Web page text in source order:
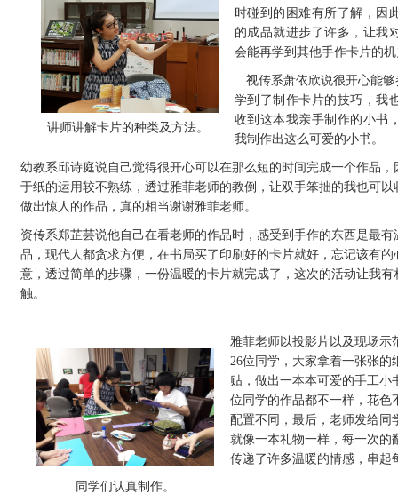
讲师讲解卡片的种类及方法。
时碰到的困难有所了解，因
的成品就进步了许多，让我
会能再学到其他手作卡片的
视传系萧依欣说很开心能
学到了制作卡片的技巧，我
收到这本我亲手制作的小书
我制作出这么可爱的小书。
幼教系邱诗庭说自己觉得很开心可以在那么短的时间完成一个作品，
于纸的运用较不熟练，透过雅菲老师的教倒，让双手笨拙的我也可以
做出惊人的作品，真的相当谢谢雅菲老师。
资传系郑芷芸说他自己在看老师的作品时，感受到手作的东西是最有
品，现代人都贪求方便，在书局买了印刷好的卡片就好，忘记该有的
意，透过简单的步骤，一份温暖的卡片就完成了，这次的活动让我有
触。
同学们认真制作。
雅菲老师以投影片以及现场示
26位同学，大家拿着一张张的
贴，做出一本本可爱的手工小
位同学的作品都不一样，花色
配置不同，最后，老师发给同
就像一本礼物一样，每一次的
传递了许多温暖的情感，串